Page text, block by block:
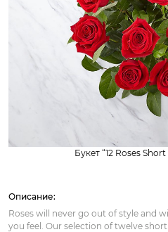
Букет “12 Roses
Описание:
Roses will never go out of style and
you feel. Our selection of twelve